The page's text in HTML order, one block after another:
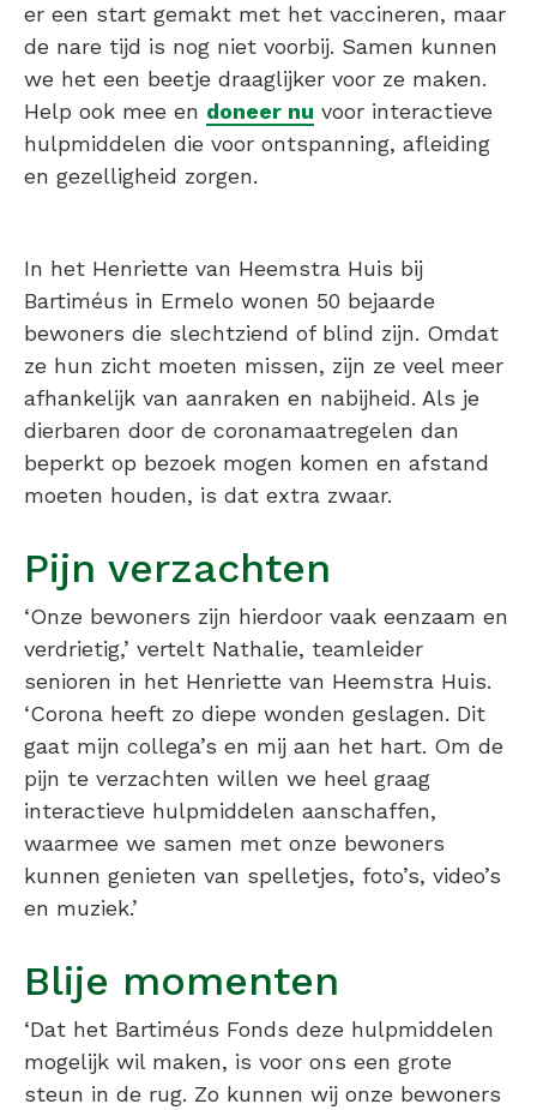
er een start gemakt met het vaccineren, maar
de nare tijd is nog niet voorbij. Samen kunnen
we het een beetje draaglijker voor ze maken.
Help ook mee en doneer nu voor interactieve
hulpmiddelen die voor ontspanning, afleiding
en gezelligheid zorgen.
In het Henriette van Heemstra Huis bij
Bartiméus in Ermelo wonen 50 bejaarde
bewoners die slechtziend of blind zijn. Omdat
ze hun zicht moeten missen, zijn ze veel meer
afhankelijk van aanraken en nabijheid. Als je
dierbaren door de coronamaatregelen dan
beperkt op bezoek mogen komen en afstand
moeten houden, is dat extra zwaar.
Pijn verzachten
‘Onze bewoners zijn hierdoor vaak eenzaam en
verdrietig,’ vertelt Nathalie, teamleider
senioren in het Henriette van Heemstra Huis.
‘Corona heeft zo diepe wonden geslagen. Dit
gaat mijn collega’s en mij aan het hart. Om de
pijn te verzachten willen we heel graag
interactieve hulpmiddelen aanschaffen,
waarmee we samen met onze bewoners
kunnen genieten van spelletjes, foto’s, video’s
en muziek.’
Blije momenten
‘Dat het Bartiméus Fonds deze hulpmiddelen
mogelijk wil maken, is voor ons een grote
steun in de rug. Zo kunnen wij onze bewoners